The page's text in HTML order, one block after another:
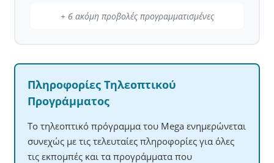
+ 6 ακόμη προβολές προγραμματισμένες
Πληροφορίες Τηλεοπτικού
Προγράμματος
Το τηλεοπτικό πρόγραμμα του Mega ενημερώνεται
συνεχώς με τις τελευταίες πληροφορίες για όλες
τις εκπομπές και τα προγράμματα που